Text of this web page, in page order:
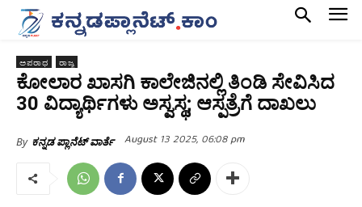
ಅಪರಾಧ ರಾಜ್ಯ
ಕೋಲಾರ ಖಾಸಗಿ ಕಾಲೇಜಿನಲ್ಲಿ ತಿಂಡಿ ಸೇವಿಸಿದ
30 ವಿದ್ಯಾರ್ಥಿಗಳು ಅಸ್ವಸ್ಥ; ಆಸ್ಪತ್ರೆಗೆ ದಾಖಲು
By ಕನ್ನಡ ಪ್ಲಾನೆಟ್ ವಾರ್ತೆ August 13 2025, 06:08 pm